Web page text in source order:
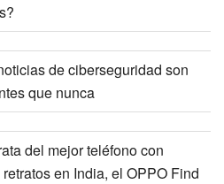
de ciberseguridad son
que nunca
del mejor teléfono con
en India, el OPPO Find